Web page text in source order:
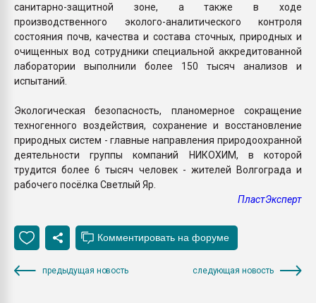
санитарно-защитной зоне, а также в ходе
производственного эколого-аналитического контроля
состояния почв, качества и состава сточных, природных и
очищенных вод сотрудники специальной аккредитованной
лаборатории выполнили более 150 тысяч анализов и
испытаний.
Экологическая безопасность, планомерное сокращение
техногенного воздействия, сохранение и восстановление
природных систем - главные направления природоохранной
деятельности группы компаний НИКОХИМ, в которой
трудится более 6 тысяч человек - жителей Волгограда и
рабочего посёлка Светлый Яр.
ПластЭксперт
предыдущая новость следующая новость